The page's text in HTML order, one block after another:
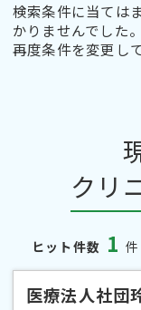
検索条件に当ては
かりませんでした。
再度条件を変更し
クリ
ヒット件数 1 件
医療法人社団